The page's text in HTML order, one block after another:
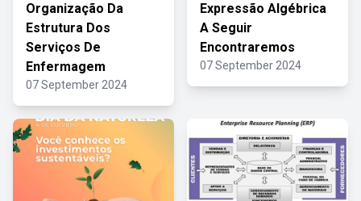
Organização Da
Estrutura Dos
Serviços De
Enfermagem
07 September 2024
Expressão Algébrica
A Seguir
Encontraremos
07 September 2024